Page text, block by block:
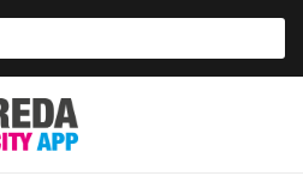
Breda
City
App